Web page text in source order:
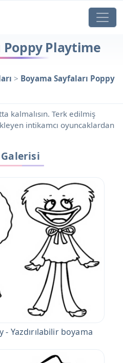
Poppy Playtime
> Boyama Sayfaları Poppy
kalmalısın. Terk edilmiş
intikamcı oyuncaklardan
- Yazdırılabilir boyama